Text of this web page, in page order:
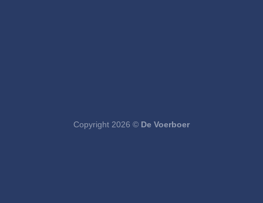
Copyright 2026 © De Voerboer